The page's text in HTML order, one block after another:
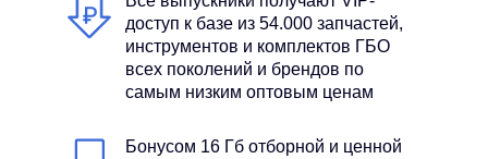
доступ к базе из 54.000 запчастей,
инструментов и комплектов ГБО
всех поколений и брендов по
самым низким оптовым ценам
Бонусом 16 Гб отборной и ценной